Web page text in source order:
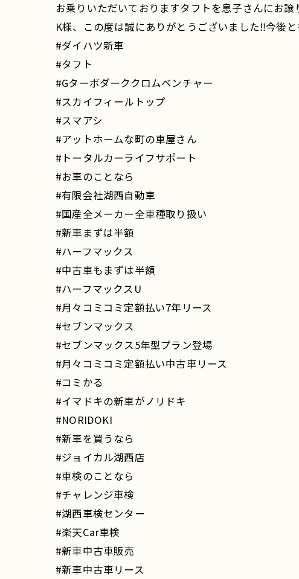
お乗りいただいておりますタフトを息子さんにお
K様、この度は誠にありがとうございました‼️今後
#ダイハツ新車
#タフト
#Gターボダーククロムベンチャー
#スカイフィールトップ
#スマアシ
#アットホームな町の車屋さん
#トータルカーライフサポート
#お車のことなら
#有限会社湖西自動車
#国産全メーカー全車種取り扱い
#新車まずは半額
#ハーフマックス
#中古車もまずは半額
#ハーフマックスU
#月々コミコミ定額払い7年リース
#セブンマックス
#セブンマックス5年型プラン登場
#月々コミコミ定額払い中古車リース
#コミかる
#イマドキの新車がノリドキ
#NORIDOKI
#新車を買うなら
#ジョイカル湖西店
#車検のことなら
#チャレンジ車検
#湖西車検センター
#楽天Car車検
#新車中古車販売
#新車中古車リース